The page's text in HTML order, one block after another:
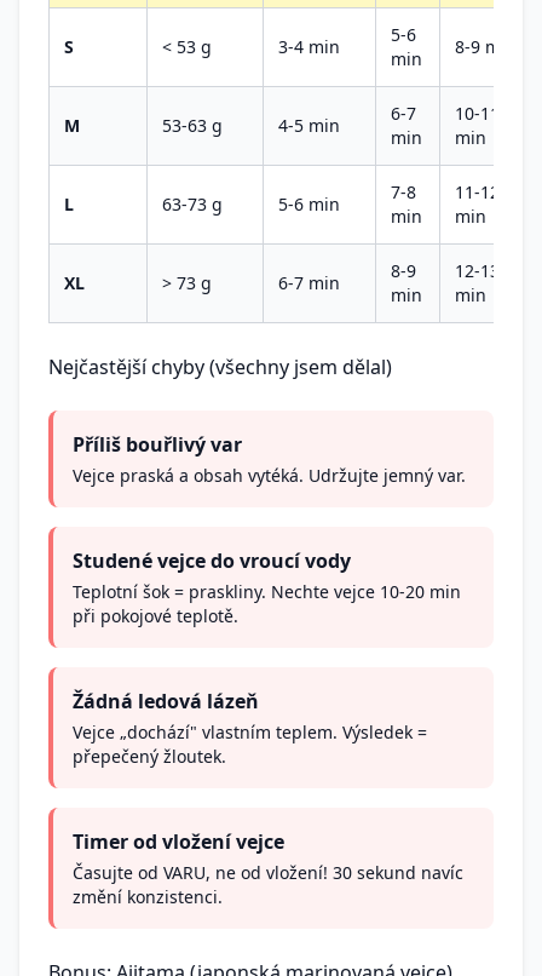
S < 53 g 3-4 min
5-6
min
8-9 min
M 53-63 g 4-5 min
6-7
min
10-11
min
L 63-73 g 5-6 min
7-8
min
11-12
min
XL > 73 g 6-7 min
8-9
min
12-13
min
Nejčastější chyby (všechny jsem dělal)
Příliš bouřlivý var
Vejce praská a obsah vytéká. Udržujte jemný var.
Studené vejce do vroucí vody
Teplotní šok = praskliny. Nechte vejce 10-20 min
při pokojové teplotě.
Žádná ledová lázeň
Vejce „dochází" vlastním teplem. Výsledek =
přepečený žloutek.
Timer od vložení vejce
Časujte od VARU, ne od vložení! 30 sekund navíc
změní konzistenci.